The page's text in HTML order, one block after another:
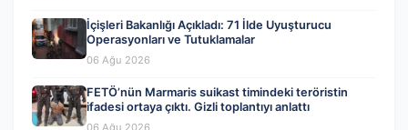
İçişleri Bakanlığı Açıkladı: 71 İlde Uyuşturucu
Operasyonları ve Tutuklamalar
06 Ağu 2026
FETÖ’nün Marmaris suikast timindeki teröristin
ifadesi ortaya çıktı. Gizli toplantıyı anlattı
06 Ağu 2026